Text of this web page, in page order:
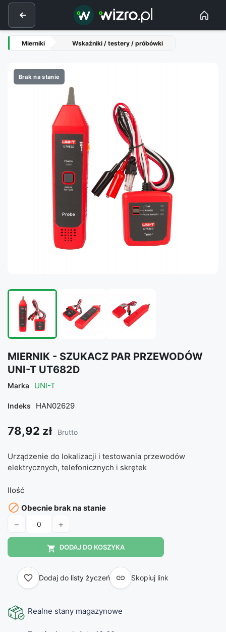
Mierniki Wskaźniki / testery / próbówki
Brak na stanie
MIERNIK - SZUKACZ PAR PRZEWODÓW
UNI-T UT682D
Marka UNI-T
Indeks HAN02629
78,92 zł Brutto
Urządzenie do lokalizacji i testowania przewodów
elektrycznych, telefonicznych i skrętek
Ilość
 Obecnie brak na stanie
− +
 DODAJ DO KOSZYKA
favorite_border Dodaj do listy życzeń  Skopiuj link
Realne stany magazynowe